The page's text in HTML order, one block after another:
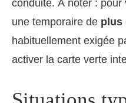
conduite. À noter :
une temporaire de plus
habituellement exigée
activer la carte verte